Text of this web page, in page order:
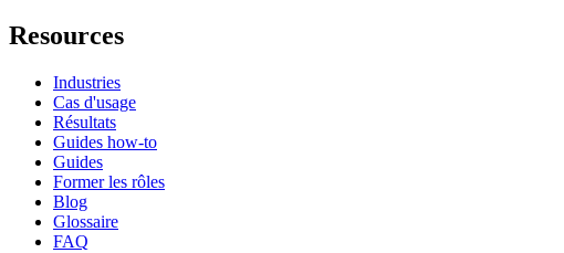
Resources
Industries
Cas d'usage
Résultats
Guides how-to
Guides
Former les rôles
Blog
Glossaire
FAQ